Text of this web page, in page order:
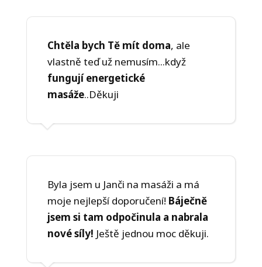
Chtěla bych Tě mít doma, ale
vlastně teď už nemusím...když
fungují energetické
masáže..Děkuji
Byla jsem u Janči na masáži a má
moje nejlepší doporučení! Báječně
jsem si tam odpočinula a nabrala
nové síly! Ještě jednou moc děkuji.